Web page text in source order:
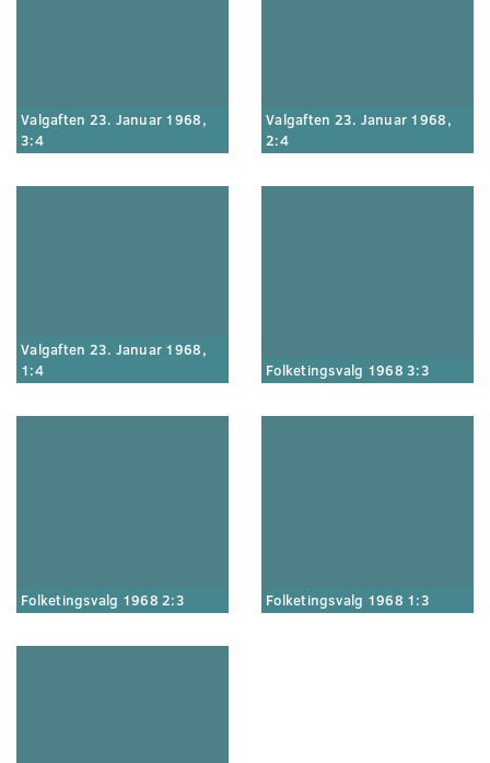
Valgaften 23. Januar 1968,
3:4
Valgaften 23. Januar 1968,
2:4
Valgaften 23. Januar 1968,
1:4
Folketingsvalg 1968 3:3
Folketingsvalg 1968 2:3 Folketingsvalg 1968 1:3